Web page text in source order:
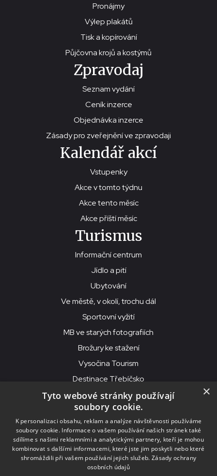
Pronájmy
Výlep plakátů
Tisk a kopírování
Půjčovna krojů a kostýmů
Zpravodaj
Seznam vydání
Ceník inzerce
Objednávka inzerce
Zásady pro zveřejnění ve zpravodaji
Kalendář akcí
Vstupenky
Akce v tomto týdnu
Akce tento měsíc
Akce příští měsíc
Turismus
Informační centrum
Jídlo a pití
Ubytování
Ve městě, v okolí, trochu dál
Sportovní vyžití
MB ve starých fotografiích
Brožury ke stažení
Vysočina Tourism
Destinace Třebíčsko
© 2026MKS Beseda Mor. Budějovice
MKS Beseda, příspěvková organizace, Purcnerova 62, 676 02
Moravské Budějovice
IČO: 00091758, DIČ: CZ00091758, ID datové schránky: chjn2kd
×
Tyto webové stránky používají
soubory cookie.
K personalizaci obsahu, reklam a analýze návštěvnosti používáme
soubory cookie. Informace o vašem používání našich stránek také
sdílíme s našimi reklamními a analytickými partnery, kteří je mohou
kombinovat s dalšími informacemi, které jste jim poskytli nebo které
shromáždili při vašem používání jejich služeb. Zásady ochrany
osobních údajů